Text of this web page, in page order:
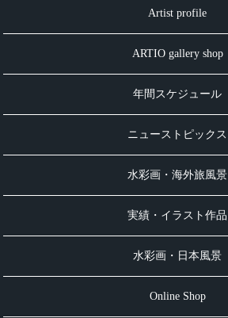
Artist profile
ARTIO gallery shop
年間スケジュール
ニューストピックス
水彩画・海外旅風景
実績・イラスト作品
水彩画・日本風景
Online Shop